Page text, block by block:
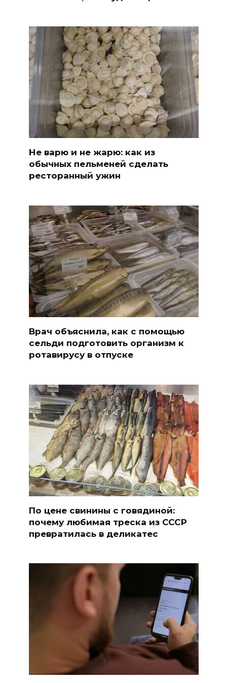
Не варю и не жарю: как из
обычных пельменей сделать
ресторанный ужин
Врач объяснила, как с помощью
сельди подготовить организм к
ротавирусу в отпуске
По цене свинины с говядиной:
почему любимая треска из СССР
превратилась в деликатес